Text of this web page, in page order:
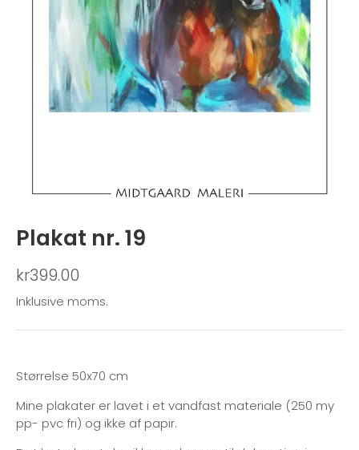
Plakat nr. 19
kr399.00
Inklusive moms.
Størrelse 50x70 cm
Mine plakater er lavet i et vandfast materiale (250 my
pp- pvc fri) og ikke af papir.